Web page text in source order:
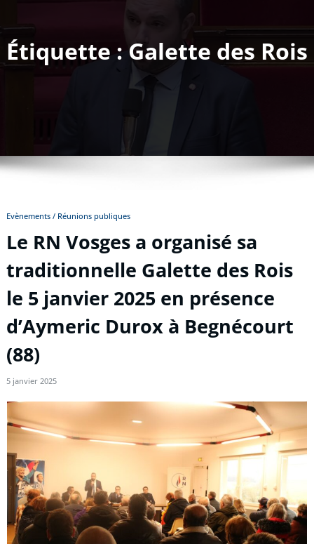
Étiquette : Galette des Rois
Evènements / Réunions publiques
Le RN Vosges a organisé sa
traditionnelle Galette des Rois
le 5 janvier 2025 en présence
d’Aymeric Durox à Begnécourt
(88)
5 janvier 2025